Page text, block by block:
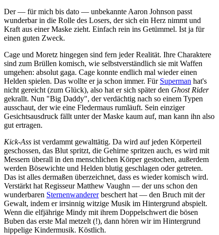
Der — für mich bis dato — unbekannte Aaron Johnson passt
wunderbar in die Rolle des Losers, der sich ein Herz nimmt und
Kraft aus einer Maske zieht. Einfach rein ins Getümmel. Ist ja für
einen guten Zweck.
Cage und Moretz hingegen sind fern jeder Realität. Ihre Charaktere
sind zum Brüllen komisch, wie selbstverständlich sie mit Waffen
umgehen: absolut gaga. Cage konnte endlich mal wieder einen
Helden spielen. Das wollte er ja schon immer. Für Superman hat's
nicht gereicht (zum Glück), also hat er sich später den Ghost Rider
gekrallt. Nun "Big Daddy", der verdächtig nach so einem Typen
ausschaut, der wie eine Fledermaus rumläuft. Sein einziger
Gesichtsausdruck fällt unter der Maske kaum auf, man kann ihn also
gut ertragen.
Kick-Ass ist verdammt gewalttätig. Da wird auf jeden Körperteil
geschossen, das Blut spritzt, die Gehirne spritzen auch, es wird mit
Messern überall in den menschlichen Körper gestochen, außerdem
werden Bösewichte und Helden blutig geschlagen oder getreten.
Das ist alles dermaßen überzeichnet, dass es wieder komisch wird.
Verstärkt hat Regisseur Matthew Vaughn — der uns schon den
wunderbaren Sternenwandererbeschert hat — den Bruch mit der
Gewalt, indem er irrsinnig witzige Musik im Hintergrund abspielt.
Wenn die elfjährige Mindy mit ihrem Doppelschwert die bösen
Buben das erste Mal metzelt (!), dann hören wir im Hintergrund
hippelige Kindermusik. Köstlich.